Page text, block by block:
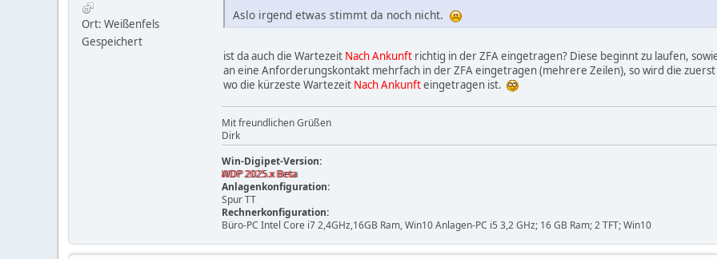
Ort: Weißenfels
Gespeichert
Aslo irgend etwas stimmt da noch nicht.
ist da auch die Wartezeit Nach Ankunft richtig in der ZFA eingetragen? Diese beginnt zu laufen,
an eine Anforderungskontakt mehrfach in der ZFA eingetragen (mehrere Zeilen), so wird die
wo die kürzeste Wartezeit Nach Ankunfteingetragen ist.
Mit freundlichen Grüßen
Dirk
Win-Digipet-Version:
WDP 2025.x Beta
Anlagenkonfiguration:
Spur TT
Rechnerkonfiguration:
Büro-PC Intel Core i7 2,4GHz,16GB Ram, Win10 Anlagen-PC i5 3,2 GHz; 16 GB Ram; 2 TFT; Win10